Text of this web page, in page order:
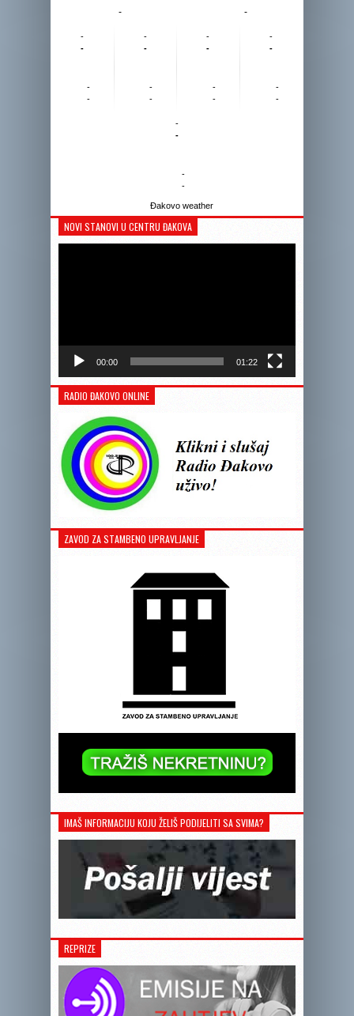
-
-
-
-
-
-
-
-
-
-
-
-
-
-
-
-
-
-
-
-
-
-
Đakovo weather
NOVI STANOVI U CENTRU ĐAKOVA
00:00 01:22
RADIO ĐAKOVO ONLINE
ZAVOD ZA STAMBENO UPRAVLJANJE
IMAŠ INFORMACIJU KOJU ŽELIŠ PODIJELITI SA SVIMA?
REPRIZE